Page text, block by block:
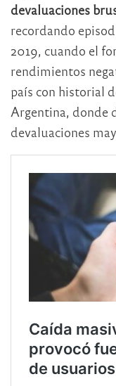
devaluaciones
recordando
2019, cuando el
rendimientos
país con historial
Argentina, donde
devaluaciones